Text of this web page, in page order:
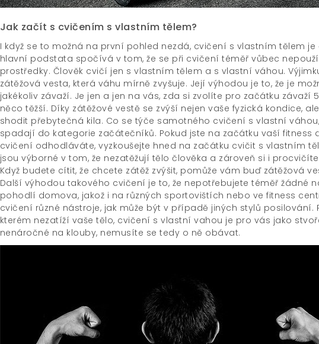
Jak začít s cvičením s vlastním tělem?
I když se to možná na první pohled nezdá, cvičení s vlastním tělem
hlavní podstata spočívá v tom, že se při cvičení téměř vůbec
prostředky. Člověk cvičí jen s vlastním tělem a s vlastní váhou.
zátěžová vesta, která váhu mírně zvyšuje. Její výhodou je to, že je
jakékoliv závaží. Je jen a jen na vás, zda si zvolíte pro začátku závaží
něco těžší. Díky zátěžové vestě se zvýší nejen vaše fyzická kondice,
shodit přebytečná kila. Co se týče samotného cvičení s vlastní
spadají do kategorie začátečníků. Pokud jste na začátku vaší fitness
cvičení odhodláváte, vyzkoušejte hned na začátku cvičit s vlastním
jsou výborné v tom, že nezatěžují tělo člověka a zároveň si i
Když budete cítit, že chcete zátěž zvýšit, pomůže vám buď zátěžová
Další výhodou takového cvičení je to, že nepotřebujete téměř žádné
pohodlí domova, jakož i na různých sportovištích nebo ve fitness
cvičení různé nástroje, jak může být v případě jiných stylů posilování.
kterém nezatíží vaše tělo, cvičení s vlastní vahou je pro vás jako
nenáročné na klouby, nemusíte se tedy o ně obávat.